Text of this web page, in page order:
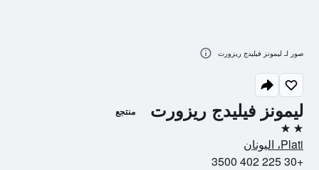
ليمونز فيليدج ريزورت منتجع
2 نجمتين
Plati، اليونان
+30 225 402 3500
صور لـ ليمونز فيليدج ريزورت